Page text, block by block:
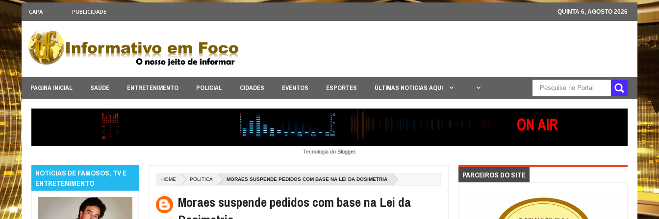
CAPA PUBLICIDADE QUINTA 6, AGOSTO 2026
PAGINA INICIAL SAÚDE ENTRETENIMENTO POLICIAL CIDADES EVENTOS ESPORTES ÚLTIMAS NOTICIAS AQUI
Tecnologia do Blogger.
HOME POLITICA MORAES SUSPENDE PEDIDOS COM BASE NA LEI DA DOSIMETRIA
Moraes suspende pedidos com base na Lei da
NOTÍCIAS DE FAMOSOS, TV E
ENTRETENIMENTO
PARCEIROS DO SITE